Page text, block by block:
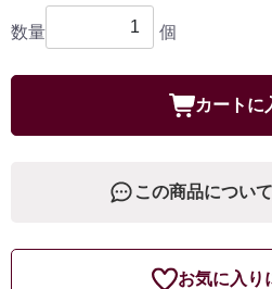
数量 個
カートに
この商品につい
お気に入り